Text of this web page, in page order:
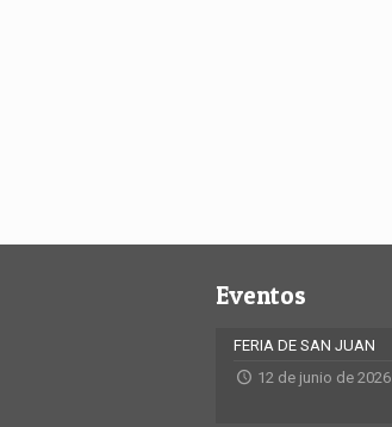
Eventos
FERIA DE SAN JUAN
12 de junio de 2026